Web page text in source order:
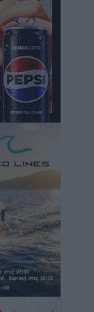
και
– Η
που
στις
7